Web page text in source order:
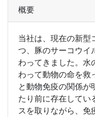
概要
当社は、現在の新型
つ、豚のサーコウ
わってきました。水
わって動物の命を救
と動物免疫の関係が
たり前に存在してい
スを取りながら、免